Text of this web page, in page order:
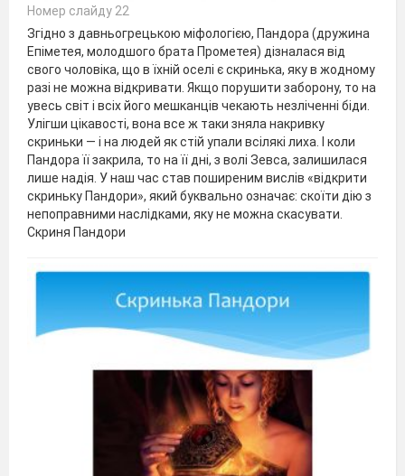
Номер слайду 22
Згідно з давньогрецькою міфологією, Пандора (дружина
Епіметея, молодшого брата Прометея) дізналася від
свого чоловіка, що в їхній оселі є скринька, яку в жодному
разі не можна відкривати. Якщо порушити заборону, то на
увесь світ і всіх його мешканців чекають незліченні біди.
Улігши цікавості, вона все ж таки зняла накривку
скриньки — і на людей як стій упали всілякі лиха. І коли
Пандора її закрила, то на її дні, з волі Зевса, залишилася
лише надія. У наш час став поширеним вислів «відкрити
скриньку Пандори», який буквально означає: скоїти дію з
непоправними наслідками, яку не можна скасувати.
Скриня Пандори